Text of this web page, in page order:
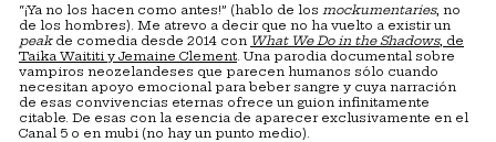
“¡Ya no los hacen como antes!” (hablo de los mockumentaries, no
de los hombres). Me atrevo a decir que no ha vuelto a existir un
peakde comedia desde 2014 con What We Do in the Shadows, de
Taika Waititi y Jemaine Clement . Una parodia documental sobre
vampiros neozelandeses que parecen humanos sólo cuando
necesitan apoyo emocional para beber sangre y cuya narración
de esas convivencias eternas ofrece un guion infinitamente
citable. De esas con la esencia de aparecer exclusivamente en el
Canal 5 o en mubi (no hay un punto medio).